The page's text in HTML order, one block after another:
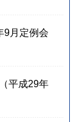
9月定例会
平成29年